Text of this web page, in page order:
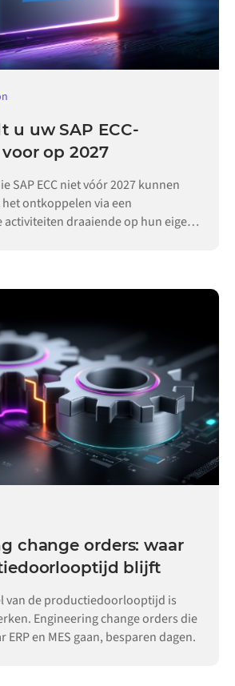
u uw SAP ECC-
op 2027
SAP ECC niet vóór 2027 kunnen
ontkoppelen via een
activiteiten draaiende op hun eigen
change orders: waar
blijft
van de productiedoorlooptijd is
Engineering change orders die
en MES gaan, besparen dagen.